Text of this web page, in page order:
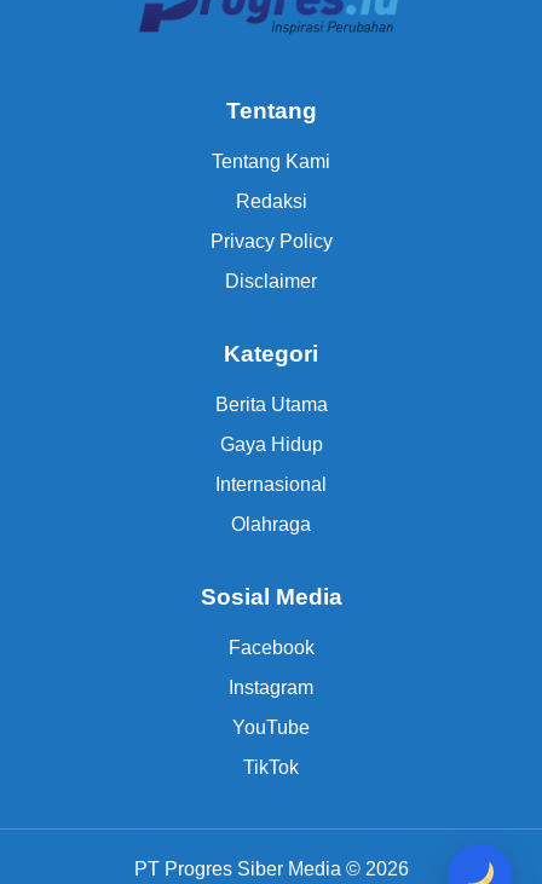
Tentang
Tentang Kami
Redaksi
Privacy Policy
Disclaimer
Kategori
Berita Utama
Gaya Hidup
Internasional
Olahraga
Sosial Media
Facebook
Instagram
YouTube
TikTok
PT Progres Siber Media © 2026